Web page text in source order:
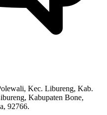
Kec. Libureng, Kab.
Kabupaten Bone,
92766.